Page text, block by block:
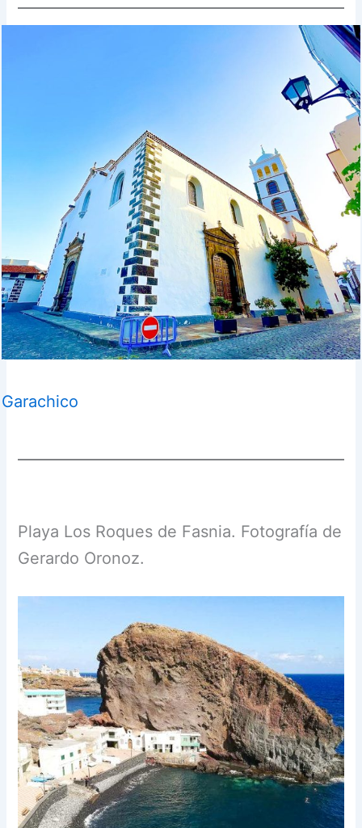
Garachico
Playa Los Roques de Fasnia. Fotografía de
Gerardo Oronoz.